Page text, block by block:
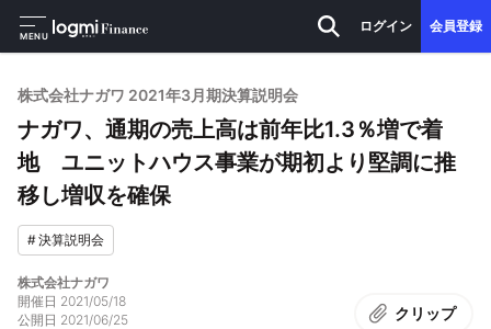
MENU
ログイン 会員登録
株式会社ナガワ 2021年3月期決算説明会
ナガワ、通期の売上高は前年比1.3％増で着
地 ユニットハウス事業が期初より堅調に推
移し増収を確保
#決算説明会
株式会社ナガワ
開催日 2021/05/18
公開日 2021/06/25 クリップ